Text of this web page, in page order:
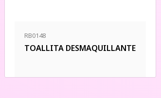
RB0148
TOALLITA DESMAQUILLANTE